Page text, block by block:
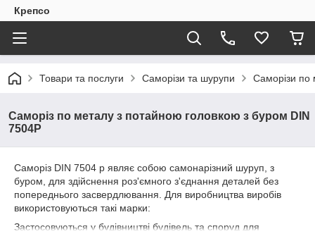
Крепсо
Товари та послуги Саморізи та шурупи Саморізи по
Саморіз по металу з потайною головкою з буром DIN
7504Р
Саморіз DIN 7504 p являє собою самонарізний шуруп, з
буром, для здійснення роз'ємного з'єднання деталей без
попереднього засвердлювання. Для виробництва виробів
використовуються такі марки:
Застосовуються у будівництві будівель та споруд для